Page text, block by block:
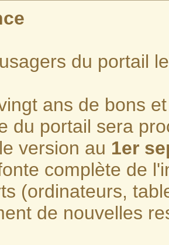
du portail
ans de bons
du portail sera
version au 1er
complète de
(ordinateurs,
de nouvelles